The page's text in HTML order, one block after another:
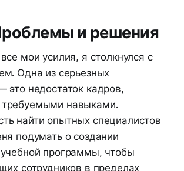
и решения
мои усилия, я столкнулся с
Одна из серьезных
это недостаток кадров,
навыками.
найти опытных специалистов
подумать о создании
программы, чтобы
сотрудников в пределах